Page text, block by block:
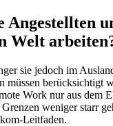
Angestellten
Welt
sie jedoch im
müssen berücksichtigt
Work nur aus dem
weniger starr
Leitfaden.